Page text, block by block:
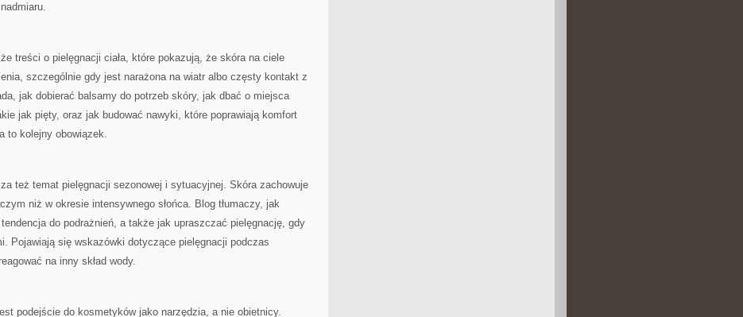
treści o pielęgnacji ciała, które pokazują, że skóra na ciele
szczególnie gdy jest narażona na wiatr albo częsty kontakt z
jak dobierać balsamy do potrzeb skóry, jak dbać o miejsca
jak pięty, oraz jak budować nawyki, które poprawiają komfort
to kolejny obowiązek.
też temat pielęgnacji sezonowej i sytuacyjnej. Skóra zachowuje
niż w okresie intensywnego słońca. Blog tłumaczy, jak
do podrażnień, a także jak upraszczać pielęgnację, gdy
Pojawiają się wskazówki dotyczące pielęgnacji podczas
na inny skład wody.
podejście do kosmetyków jako narzędzia, a nie obietnicy.